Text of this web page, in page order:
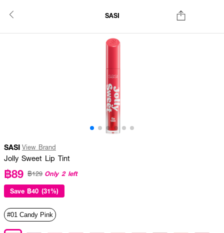
SASI
SASI View Brand
Jolly Sweet Lip Tint
฿89 ฿129 Only 2 left
Save ฿40 (31%)
#01 Candy Pink